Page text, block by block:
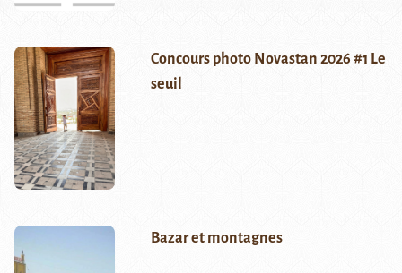
Concours photo Novastan 2026 #1 Le
seuil
Bazar et montagnes